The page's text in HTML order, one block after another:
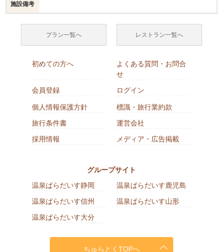
施設備考
プラン一覧へ レストラン一覧へ
初めての方へ
よくある質問・お問合
せ
会員登録
ログイン
個人情報保護方針
標識・旅行業約款
旅行条件書
運営会社
採用情報
メディア・広告掲載
グループサイト
温泉ぱらだいす静岡
温泉ぱらだいす鹿児島
温泉ぱらだいす信州
温泉ぱらだいす山形
温泉ぱらだいす大分
ちゅらとくTOPへ